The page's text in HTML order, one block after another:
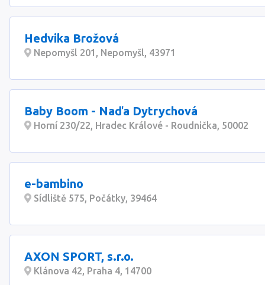
Hedvika Brožová
Nepomyšl 201, Nepomyšl, 43971
Baby Boom - Naďa Dytrychová
Horní 230/22, Hradec Králové - Roudnička, 50002
e-bambino
Sídliště 575, Počátky, 39464
AXON SPORT, s.r.o.
Klánova 42, Praha 4, 14700